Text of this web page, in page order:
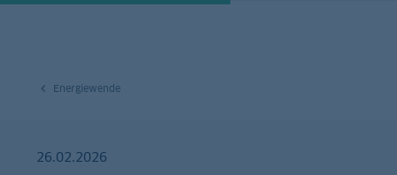
Energiewende
26.02.2026